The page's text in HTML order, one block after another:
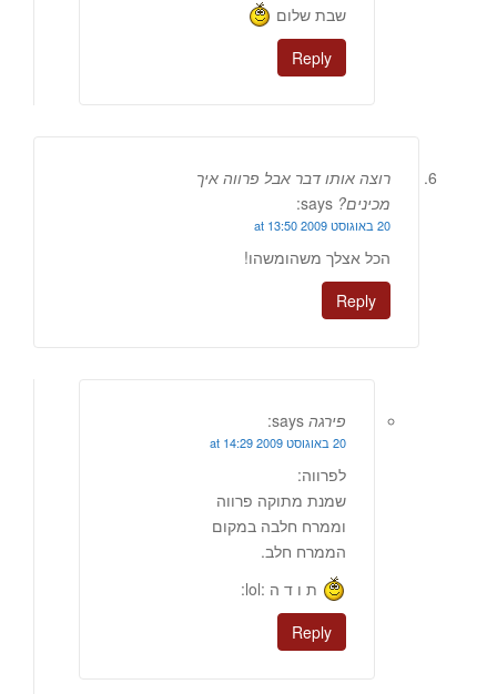
שבת שלום
Reply
רוצה אותו דבר אבל פרווה איך
מכינים? says:
20 באוגוסט 2009 at 13:50
הכל אצלך משהומשהו!
Reply
פירגה says:
20 באוגוסט 2009 at 14:29
לפרווה:
שמנת מתוקה פרווה
וממרח חלבה במקום
הממרח חלב.
ת ו ד ה :lol:
Reply